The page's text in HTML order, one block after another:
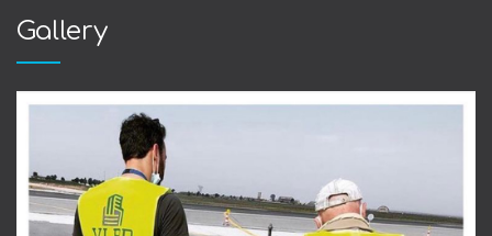
Gallery